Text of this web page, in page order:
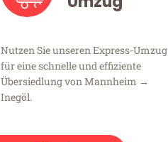
Nutzen Sie unseren Express-Umzug
für eine schnelle und effiziente
Übersiedlung von Mannheim →
Inegöl.